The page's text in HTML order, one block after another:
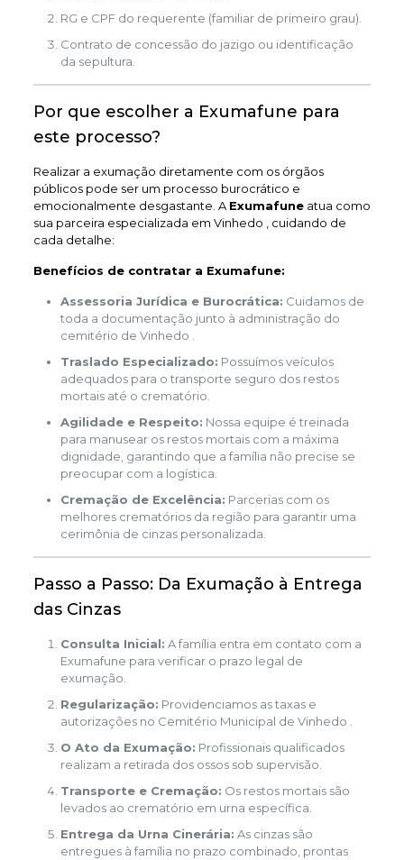
RG e CPF do requerente (familiar de primeiro grau).
Contrato de concessão do jazigo ou identificação
da sepultura.
Por que escolher a Exumafune para
este processo?
Realizar a exumação diretamente com os órgãos
públicos pode ser um processo burocrático e
emocionalmente desgastante. A Exumafuneatua como
sua parceira especializada em Vinhedo , cuidando de
cada detalhe:
Benefícios de contratar a Exumafune:
Assessoria Jurídica e Burocrática: Cuidamos de
toda a documentação junto à administração do
cemitério de Vinhedo .
Traslado Especializado: Possuímos veículos
adequados para o transporte seguro dos restos
mortais até o crematório.
Agilidade e Respeito: Nossa equipe é treinada
para manusear os restos mortais com a máxima
dignidade, garantindo que a família não precise se
preocupar com a logística.
Cremação de Excelência: Parcerias com os
melhores crematórios da região para garantir uma
cerimônia de cinzas personalizada.
Passo a Passo: Da Exumação à Entrega
das Cinzas
Consulta Inicial: A família entra em contato com a
Exumafune para verificar o prazo legal de
exumação.
Regularização: Providenciamos as taxas e
autorizações no Cemitério Municipal de Vinhedo .
O Ato da Exumação: Profissionais qualificados
realizam a retirada dos ossos sob supervisão.
Transporte e Cremação: Os restos mortais são
levados ao crematório em urna específica.
Entrega da Urna Cinerária: As cinzas são
entregues à família no prazo combinado, prontas